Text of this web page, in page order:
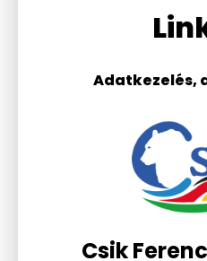
Csik
Adatkezelés,